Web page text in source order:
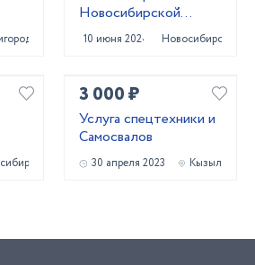
Новосибирской
области
10 июня 2024 Новосибирск
3 000 ₽
Услуга спецтехники и
Самосвалов
30 апреля 2023 Кызыл